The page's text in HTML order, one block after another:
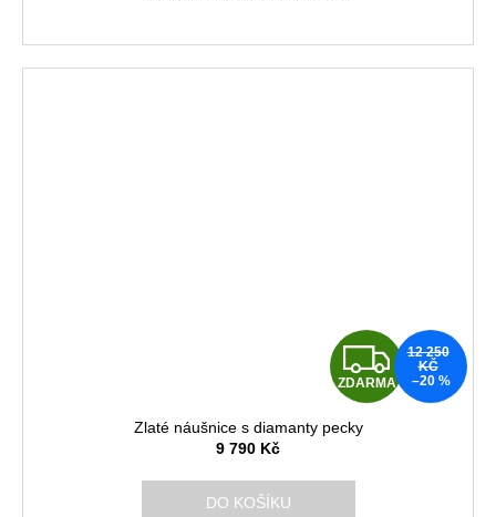
Z
D
ZDARMA
12 250
KČ
–20 %
Zlaté náušnice s diamanty pecky
9 790 Kč
DO KOŠÍKU